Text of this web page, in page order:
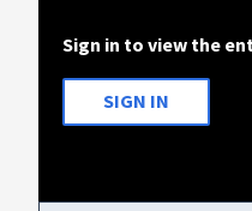
Sign in to view the
SIGN IN